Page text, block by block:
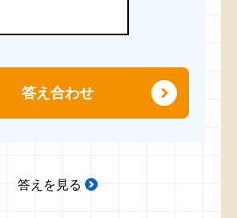
答え合わせ
答えを見る